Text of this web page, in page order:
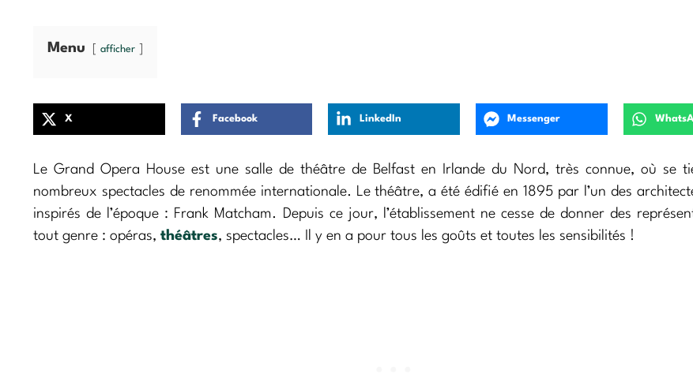
Menu afficher
X Facebook LinkedIn Messenger
Le Grand Opera House est une salle de théâtre de Belfast en Irlande du Nord, très connue, où se
nombreux spectacles de renommée internationale. Le théâtre, a été édifié en 1895 par l’un des
inspirés de l’époque : Frank Matcham. Depuis ce jour, l’établissement ne cesse de donner des
tout genre : opéras, théâtres, spectacles… Il y en a pour tous les goûts et toutes les sensibilités !